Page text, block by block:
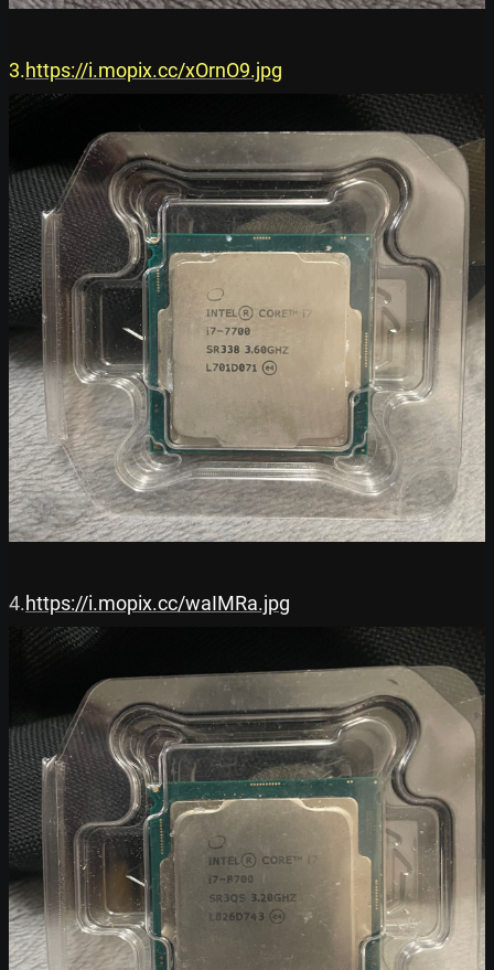
3.https://i.mopix.cc/xOrnO9.jpg
4.https://i.mopix.cc/waIMRa.jpg